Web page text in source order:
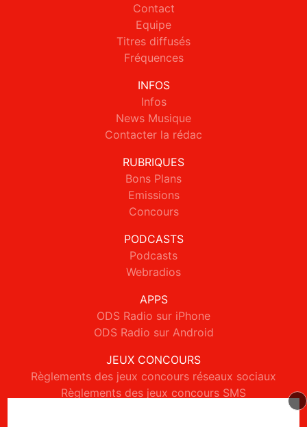
Contact
Equipe
Titres diffusés
Fréquences
INFOS
Infos
News Musique
Contacter la rédac
RUBRIQUES
Bons Plans
Emissions
Concours
PODCASTS
Podcasts
Webradios
APPS
ODS Radio sur iPhone
ODS Radio sur Android
JEUX CONCOURS
Règlements des jeux concours réseaux sociaux
Règlements des jeux concours SMS